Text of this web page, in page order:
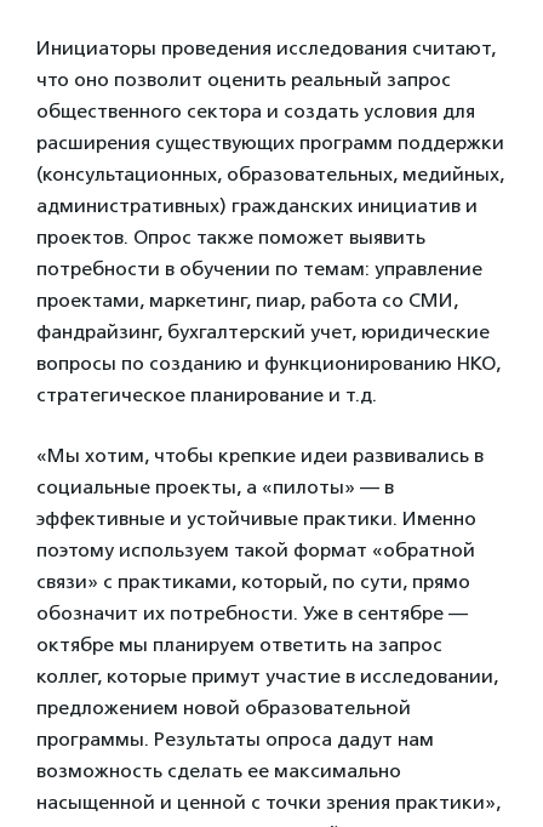
Инициаторы проведения исследования считают,
что оно позволит оценить реальный запрос
общественного сектора и создать условия для
расширения существующих программ поддержки
(консультационных, образовательных, медийных,
административных) гражданских инициатив и
проектов. Опрос также поможет выявить
потребности в обучении по темам: управление
проектами, маркетинг, пиар, работа со СМИ,
фандрайзинг, бухгалтерский учет, юридические
вопросы по созданию и функционированию НКО,
стратегическое планирование и т.д.
«Мы хотим, чтобы крепкие идеи развивались в
социальные проекты, а «пилоты» — в
эффективные и устойчивые практики. Именно
поэтому используем такой формат «обратной
связи» с практиками, который, по сути, прямо
обозначит их потребности. Уже в сентябре —
октябре мы планируем ответить на запрос
коллег, которые примут участие в исследовании,
предложением новой образовательной
программы. Результаты опроса дадут нам
возможность сделать ее максимально
насыщенной и ценной с точки зрения практики»,